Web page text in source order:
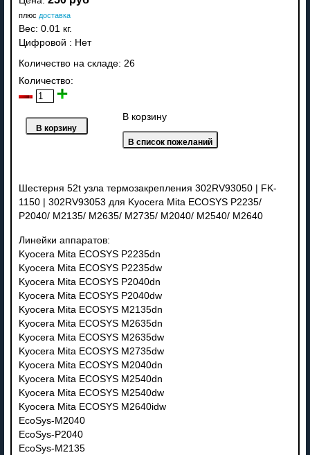
плюс доставка
Вес: 0.01 кг.
Цифровой : Нет
Количество на складе: 26
Количество:
В корзину
Шестерня 52t узла термозакрепления 302RV93050 | FK-
1150 | 302RV93053 для Kyocera Mita ECOSYS P2235/
P2040/ M2135/ M2635/ M2735/ M2040/ M2540/ M2640
Линейки аппаратов:
Kyocera Mita ECOSYS P2235dn
Kyocera Mita ECOSYS P2235dw
Kyocera Mita ECOSYS P2040dn
Kyocera Mita ECOSYS P2040dw
Kyocera Mita ECOSYS M2135dn
Kyocera Mita ECOSYS M2635dn
Kyocera Mita ECOSYS M2635dw
Kyocera Mita ECOSYS M2735dw
Kyocera Mita ECOSYS M2040dn
Kyocera Mita ECOSYS M2540dn
Kyocera Mita ECOSYS M2540dw
Kyocera Mita ECOSYS M2640idw
EcoSys-M2040
EcoSys-P2040
EcoSys-M2135